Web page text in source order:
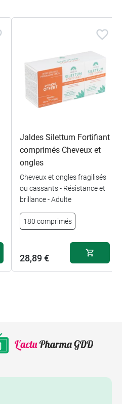
Jaldes Silettum Fortifiant
comprimés Cheveux et
ongles
Cheveux et ongles fragilisés
ou cassants - Résistance et
brillance - Adulte
180 comprimés
28,89 €